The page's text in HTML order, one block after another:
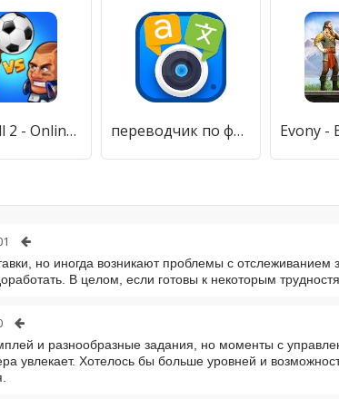
Head Ball 2 - Online Soccer переводчик по фото
но иногда возникают проблемы с
В целом, если готовы к некоторым
и разнообразные задания, но моменты с
увлекает. Хотелось бы больше уровней и